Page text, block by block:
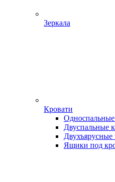
Зеркала
Кровати
Односпальные
Двуспальные
Двухъярусные
Ящики под